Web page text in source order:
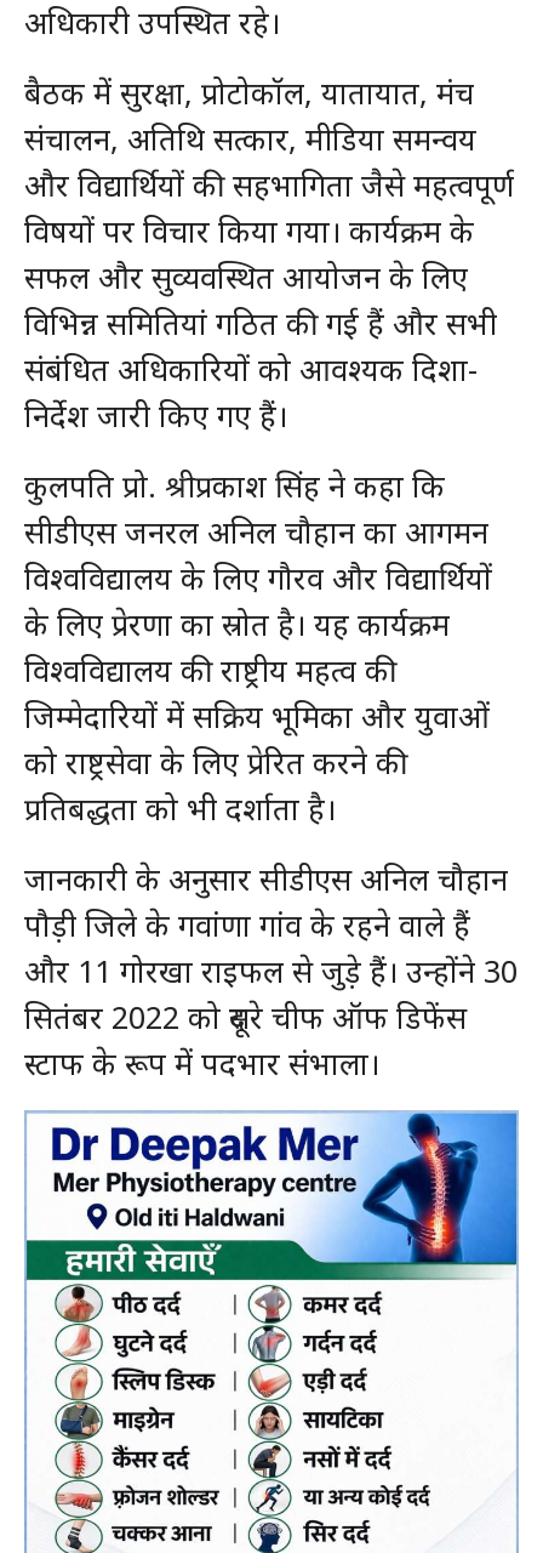
अधिकारी उपस्थित रहे।
बैठक में सुरक्षा, प्रोटोकॉल, यातायात, मंच
संचालन, अतिथि सत्कार, मीडिया समन्वय
और विद्यार्थियों की सहभागिता जैसे महत्वपूर्ण
विषयों पर विचार किया गया। कार्यक्रम के
सफल और सुव्यवस्थित आयोजन के लिए
विभिन्न समितियां गठित की गई हैं और सभी
संबंधित अधिकारियों को आवश्यक दिशा-
निर्देश जारी किए गए हैं।
कुलपति प्रो. श्रीप्रकाश सिंह ने कहा कि
सीडीएस जनरल अनिल चौहान का आगमन
विश्वविद्यालय के लिए गौरव और विद्यार्थियों
के लिए प्रेरणा का स्रोत है। यह कार्यक्रम
विश्वविद्यालय की राष्ट्रीय महत्व की
जिम्मेदारियों में सक्रिय भूमिका और युवाओं
को राष्ट्रसेवा के लिए प्रेरित करने की
प्रतिबद्धता को भी दर्शाता है।
जानकारी के अनुसार सीडीएस अनिल चौहान
पौड़ी जिले के गवांणा गांव के रहने वाले हैं
और 11 गोरखा राइफल से जुड़े हैं। उन्होंने 30
सितंबर 2022 को दूसरे चीफ ऑफ डिफेंस
स्टाफ के रूप में पदभार संभाला।